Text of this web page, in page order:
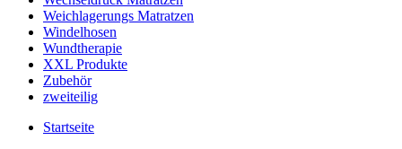
Weichlagerungs Matratzen
Windelhosen
Wundtherapie
XXL Produkte
Zubehör
zweiteilig
Startseite